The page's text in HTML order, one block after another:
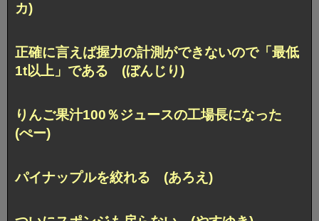
カ)
正確に言えば握力の計測ができないので「最低
1t以上」である (ぼんじり)
りんご果汁100％ジュースの工場長になった
(ぺー)
パイナップルを絞れる (あろえ)